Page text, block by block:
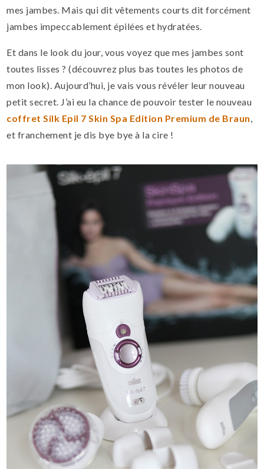
mes jambes. Mais qui dit vêtements courts dit forcément
jambes impeccablement épilées et hydratées.
Et dans le look du jour, vous voyez que mes jambes sont
toutes lisses ? (découvrez plus bas toutes les photos de
mon look). Aujourd’hui, je vais vous révéler leur nouveau
petit secret. J’ai eu la chance de pouvoir tester le nouveau
coffret Silk Epil 7 Skin Spa Edition Premium de Braun,
et franchement je dis bye bye à la cire !